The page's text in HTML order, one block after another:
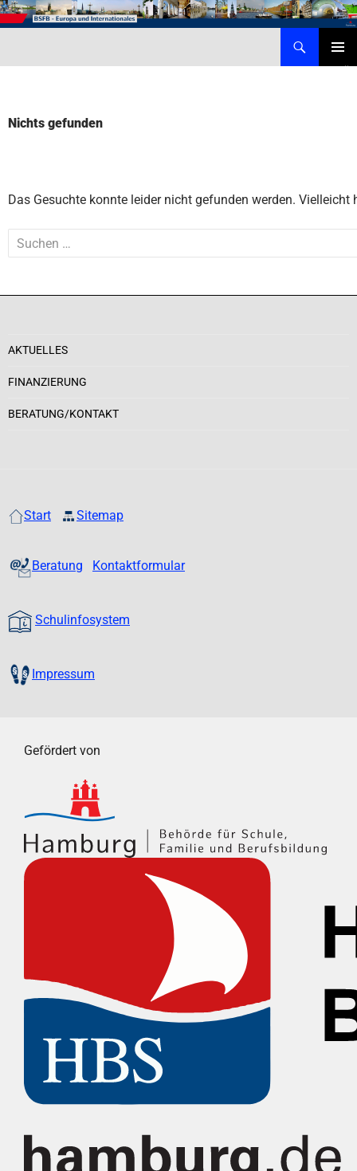
Zum
Inhalt
Nichts gefunden
Das Gesuchte konnte leider nicht gefunden werden.
Suchen
nach:
AKTUELLES
FINANZIERUNG
BERATUNG/KONTAKT
Start Sitemap
Beratung Kontaktformular
Schulinfosystem
Impressum
Gefördert von